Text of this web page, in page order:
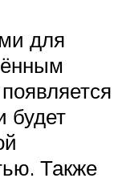
для
будет
Также